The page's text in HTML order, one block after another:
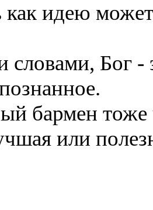
как идею
словами, Бог -
бармен тоже
или